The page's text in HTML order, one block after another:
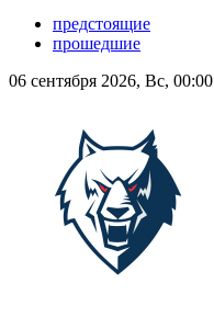
предстоящие
прошедшие
06 сентября 2026, Вс, 00:00